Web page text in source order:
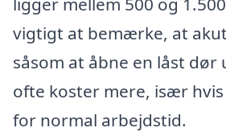
vigtigt at bemærke, at
såsom at åbne en låst dør
ofte koster mere, især
for normal arbejdstid.